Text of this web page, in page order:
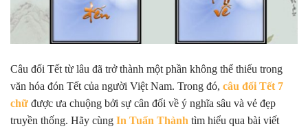
Câu đối Tết từ lâu đã trở thành một phần không thể thiếu trong
văn hóa đón Tết của người Việt Nam. Trong đó, câu đối Tết 7
chữ được ưa chuộng bởi sự cân đối về ý nghĩa sâu và vẻ đẹp
truyền thống. Hãy cùng In Tuấn Thành tìm hiểu qua bài viết